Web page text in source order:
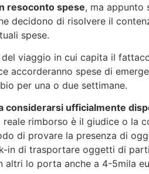
resoconto spese, ma appunto
decidono di risolvere il
spese.
viaggio in cui capita il
accorderanno spese di
per una o due settimane.
considerarsi ufficialmente
rimborso è il giudice o la
di provare la presenza di
in di trasportare oggetti di
altri lo porta anche a 4-5mila